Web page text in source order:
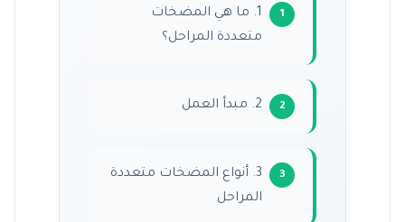
1. ما هي المضخات
متعددة المراحل؟
2. مبدأ العمل
3. أنواع المضخات متعددة
المراحل